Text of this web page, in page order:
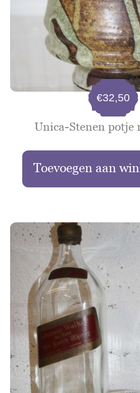
Unica-Stenen potje
€32,50
Toevoegen aan